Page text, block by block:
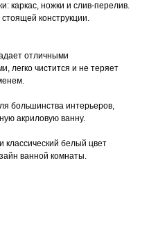
каркас, ножки и слив-перелив.
конструкции.
отличными
легко чистится и не теряет
большинства интерьеров,
акриловую ванну.
классический белый цвет
ванной комнаты.